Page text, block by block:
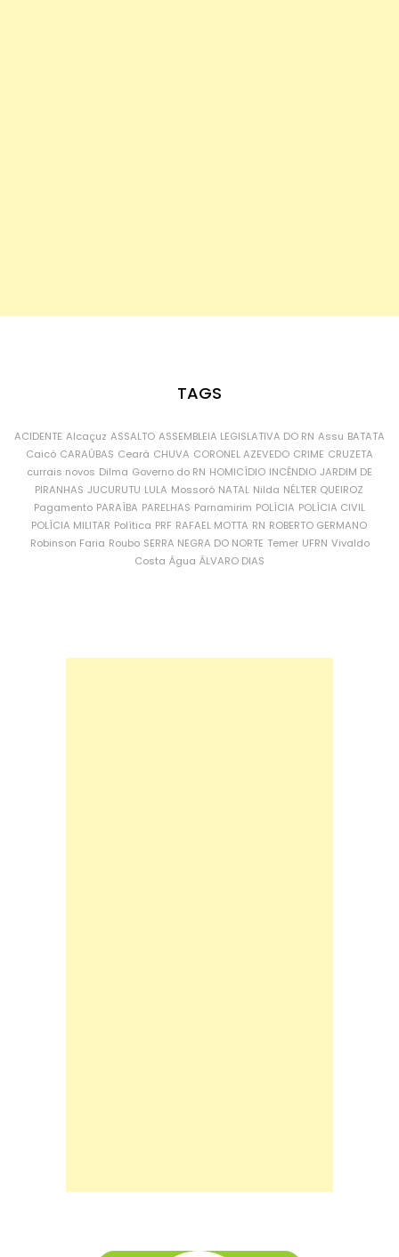
TAGS
ACIDENTE Alcaçuz ASSALTO ASSEMBLEIA LEGISLATIVA DO RN Assu BATATA
Caicó CARAÚBAS Ceará CHUVA CORONEL AZEVEDO CRIME CRUZETA
currais novos Dilma Governo do RN HOMICÍDIO INCÊNDIO JARDIM DE
PIRANHAS JUCURUTU LULA Mossoró NATAL Nilda NÉLTER QUEIROZ
Pagamento PARAÍBA PARELHAS Parnamirim POLÍCIA POLÍCIA CIVIL
POLÍCIA MILITAR Política PRF RAFAEL MOTTA RN ROBERTO GERMANO
Robinson Faria Roubo SERRA NEGRA DO NORTE Temer UFRN Vivaldo
Costa Água ÁLVARO DIAS